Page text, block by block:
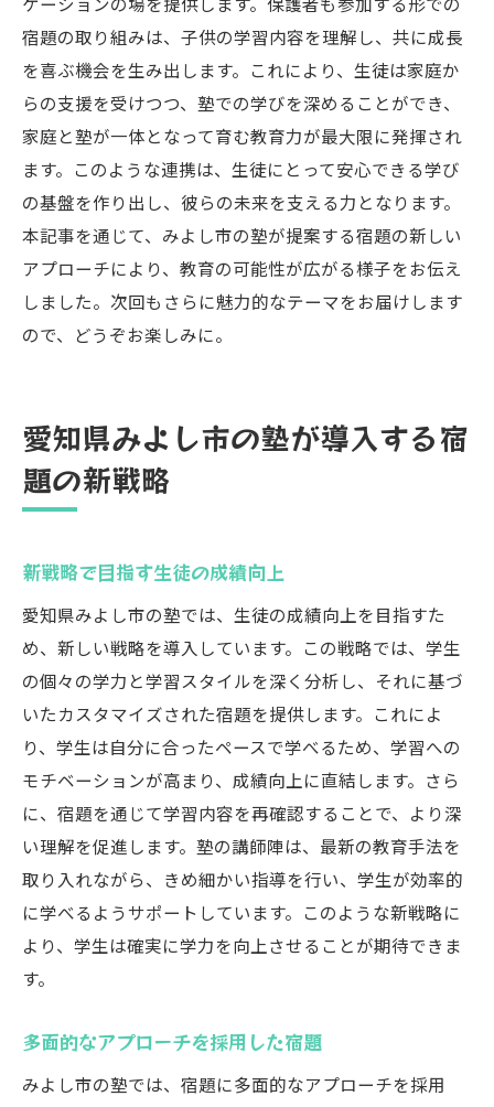
宿題の取り組みは、子供の学習内容を理解し、共に成長
を喜ぶ機会を生み出します。これにより、生徒は家庭か
らの支援を受けつつ、塾での学びを深めることができ、
家庭と塾が一体となって育む教育力が最大限に発揮され
ます。このような連携は、生徒にとって安心できる学び
の基盤を作り出し、彼らの未来を支える力となります。
本記事を通じて、みよし市の塾が提案する宿題の新しい
アプローチにより、教育の可能性が広がる様子をお伝え
しました。次回もさらに魅力的なテーマをお届けします
ので、どうぞお楽しみに。
愛知県みよし市の塾が導入する宿
題の新戦略
新戦略で目指す生徒の成績向上
愛知県みよし市の塾では、生徒の成績向上を目指すた
め、新しい戦略を導入しています。この戦略では、学生
の個々の学力と学習スタイルを深く分析し、それに基づ
いたカスタマイズされた宿題を提供します。これによ
り、学生は自分に合ったペースで学べるため、学習への
モチベーションが高まり、成績向上に直結します。さら
に、宿題を通じて学習内容を再確認することで、より深
い理解を促進します。塾の講師陣は、最新の教育手法を
取り入れながら、きめ細かい指導を行い、学生が効率的
に学べるようサポートしています。このような新戦略に
より、学生は確実に学力を向上させることが期待できま
す。
多面的なアプローチを採用した宿題
みよし市の塾では、宿題に多面的なアプローチを採用